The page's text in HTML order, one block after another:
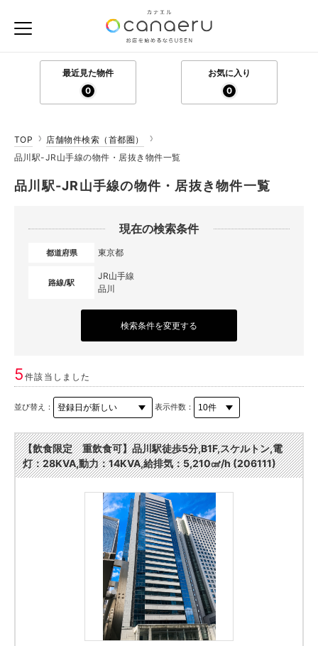
最近見た物件
0
お気に入り
0
TOP
店舗物件検索（首都圏）
品川駅-JR山手線の物件・居抜き物件一覧
品川駅-JR山手線の物件・居抜き物件一覧
現在の検索条件
都道府県 東京都
路線/駅
JR山手線
品川
検索条件を変更する
5件該当しました
並び替え： 表示件数：
【飲食限定 重飲食可】品川駅徒歩5分,B1F,スケルトン,電
灯：28KVA,動力：14KVA,給排気：5,210㎤/h (206111)